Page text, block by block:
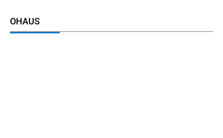
OHAUS